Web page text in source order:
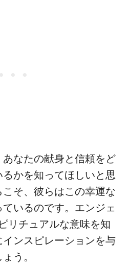
なたの献身と信頼をど
かを知ってほしいと思
そ、彼らはこの幸運な
いるのです。エンジェ
リチュアルな意味を知
ンスピレーションを与
う。